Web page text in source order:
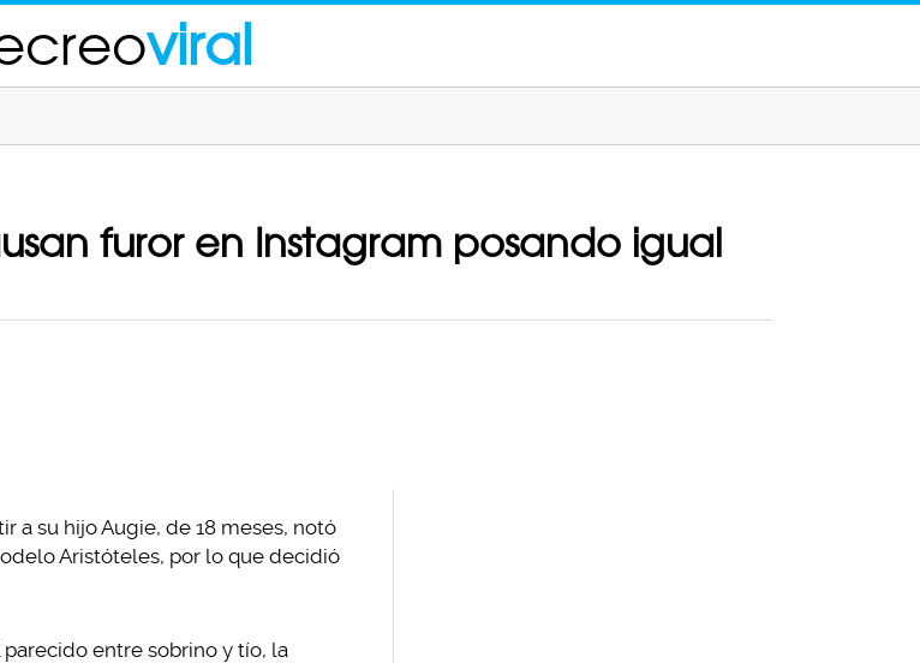
viral
furor en Instagram posando igual
a su hijo Augie, de 18 meses, notó
Aristóteles, por lo que decidió
entre sobrino y tío, la